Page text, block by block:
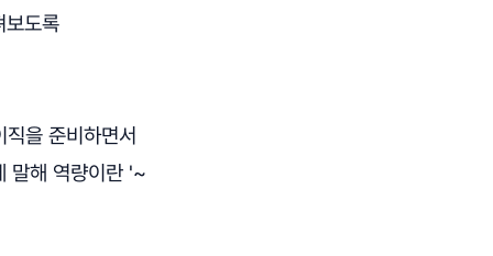
보도록
을 준비하면서
말해 역량이란 '~